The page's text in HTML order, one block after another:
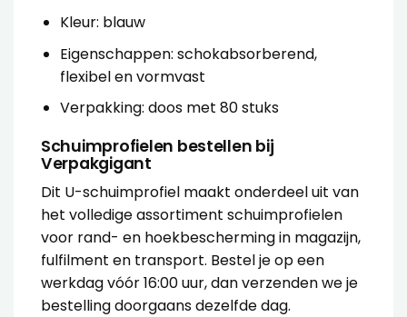
Kleur: blauw
Eigenschappen: schokabsorberend,
flexibel en vormvast
Verpakking: doos met 80 stuks
Schuimprofielen bestellen bij
Verpakgigant
Dit U-schuimprofiel maakt onderdeel uit van
het volledige assortiment schuimprofielen
voor rand- en hoekbescherming in magazijn,
fulfilment en transport. Bestel je op een
werkdag vóór 16:00 uur, dan verzenden we je
bestelling doorgaans dezelfde dag.